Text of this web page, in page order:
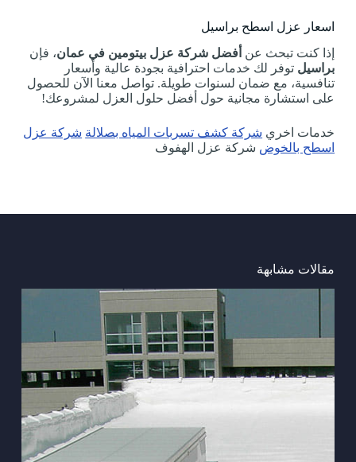
اسعار عزل اسطح براسيل
إذا كنت تبحث عن أفضل شركة عزل بيتومين في عمان، فإن
براسيل توفر لك خدمات احترافية بجودة عالية وأسعار
تنافسية، مع ضمان لسنوات طويلة. تواصل معنا الآن للحصول
على استشارة مجانية حول أفضل حلول العزل لمشروعك!
خدمات اخري شركة كشف تسربات المياه بصلالة شركة عزل
اسطح بالخوض شركة عزل الهفوف
مقالات مشابهة